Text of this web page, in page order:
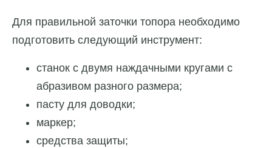
Для правильной заточки топора необходимо
подготовить следующий инструмент:
станок с двумя наждачными кругами с
абразивом разного размера;
пасту для доводки;
маркер;
средства защиты;